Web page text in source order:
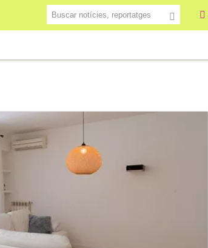
Buscar notícies, reportatges